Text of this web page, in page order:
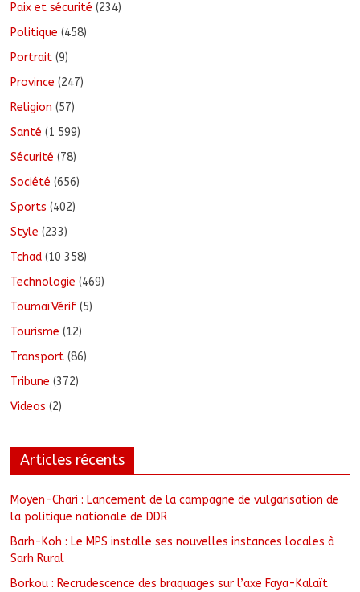
Paix et sécurité (234)
Politique (458)
Portrait (9)
Province (247)
Religion (57)
Santé (1 599)
Sécurité (78)
Société (656)
Sports (402)
Style (233)
Tchad (10 358)
Technologie (469)
ToumaïVérif (5)
Tourisme (12)
Transport (86)
Tribune (372)
Videos (2)
Articles récents
Moyen-Chari : Lancement de la campagne de vulgarisation de
la politique nationale de DDR
Barh-Koh : Le MPS installe ses nouvelles instances locales à
Sarh Rural
Borkou : Recrudescence des braquages sur l’axe Faya-Kalaït